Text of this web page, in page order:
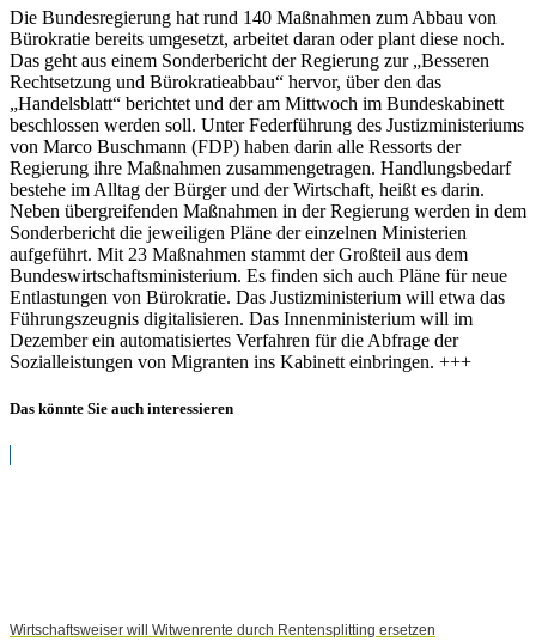
140
Maßnahmen
für
Bürokratieabbau
Die Bundesregierung hat rund 140 Maßnahmen zum Abbau von
Bürokratie bereits umgesetzt, arbeitet daran oder plant diese noch.
Das geht aus einem Sonderbericht der Regierung zur „Besseren
Rechtsetzung und Bürokratieabbau“ hervor, über den das
„Handelsblatt“ berichtet und der am Mittwoch im Bundeskabinett
beschlossen werden soll. Unter Federführung des Justizministeriums
von Marco Buschmann (FDP) haben darin alle Ressorts der
Regierung ihre Maßnahmen zusammengetragen. Handlungsbedarf
bestehe im Alltag der Bürger und der Wirtschaft, heißt es darin.
Neben übergreifenden Maßnahmen in der Regierung werden in dem
Sonderbericht die jeweiligen Pläne der einzelnen Ministerien
aufgeführt. Mit 23 Maßnahmen stammt der Großteil aus dem
Bundeswirtschaftsministerium. Es finden sich auch Pläne für neue
Entlastungen von Bürokratie. Das Justizministerium will etwa das
Führungszeugnis digitalisieren. Das Innenministerium will im
Dezember ein automatisiertes Verfahren für die Abfrage der
Sozialleistungen von Migranten ins Kabinett einbringen. +++
Das könnte Sie auch interessieren
Wirtschaftsweiser will Witwenrente durch Rentensplitting ersetzen